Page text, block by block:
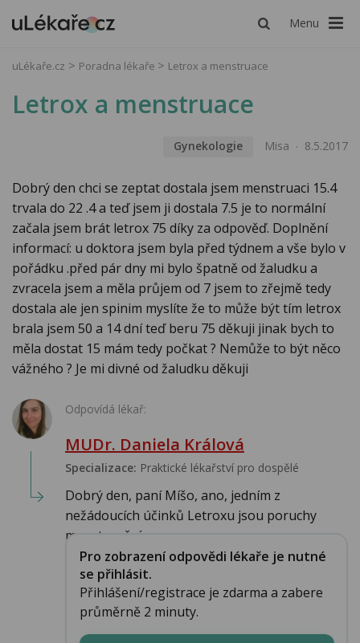
Menu
uLékaře.cz Poradna lékaře Letrox a menstruace
Letrox a menstruace
Gynekologie Misa 8.5.2017
Dobrý den chci se zeptat dostala jsem menstruaci 15.4
trvala do 22 .4 a teď jsem ji dostala 7.5 je to normální
začala jsem brát letrox 75 díky za odpověď. Doplnění
informací: u doktora jsem byla před týdnem a vše bylo v
pořádku .před pár dny mi bylo špatně od žaludku a
zvracela jsem a měla průjem od 7 jsem to zřejmě tedy
dostala ale jen spinim myslíte že to může být tím letrox
brala jsem 50 a 14 dní teď beru 75 děkuji jinak bych to
měla dostat 15 mám tedy počkat ? Nemůže to být něco
vážného ? Je mi divné od žaludku děkuji
Odpovídá lékař:
MUDr. Daniela Králová
Specializace: Praktické lékařství pro dospělé
Dobrý den, paní Míšo, ano, jedním z
nežádoucích účinků Letroxu jsou poruchy
menstruační...
Pro zobrazení odpovědi lékaře je nutné
se přihlásit.
Přihlášení/registrace je zdarma a zabere
průměrně 2 minuty.